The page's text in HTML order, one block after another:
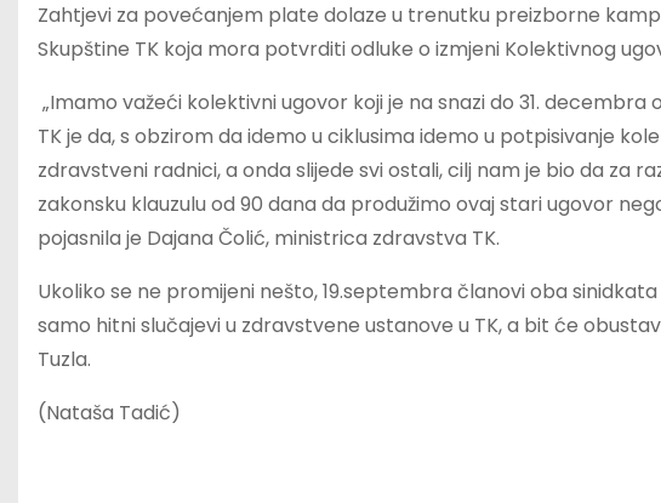
Zahtjevi za povećanjem plate dolaze u trenutku preizborne
Skupštine TK koja mora potvrditi odluke o izmjeni Kolektivnog
„Imamo važeći kolektivni ugovor koji je na snazi do 31. decembra
TK je da, s obzirom da idemo u ciklusima idemo u potpisivanje
zdravstveni radnici, a onda slijede svi ostali, cilj nam je bio da za
zakonsku klauzulu od 90 dana da produžimo ovaj stari ugovor
pojasnila je Dajana Čolić, ministrica zdravstva TK.
Ukoliko se ne promijeni nešto, 19.septembra članovi oba
samo hitni slučajevi u zdravstvene ustanove u TK, a bit će
Tuzla.
(Nataša Tadić)